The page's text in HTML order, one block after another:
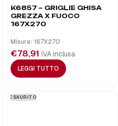
K6857 – GRIGLIE GHISA
GREZZA X FUOCO
167X270
Misure: 167X270
€78,91 IVA inclusa
LEGGI TUTTO
ESAURITO